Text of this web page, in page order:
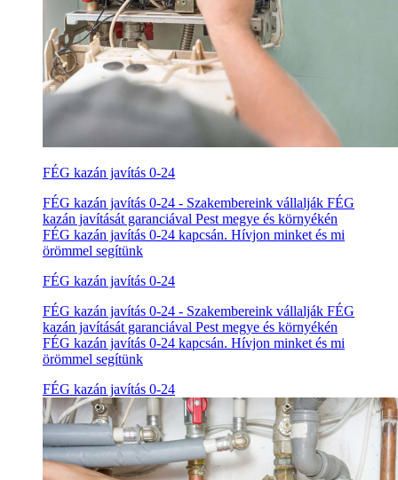
FÉG kazán javítás 0-24
FÉG kazán javítás 0-24 - Szakembereink vállalják FÉG
kazán javítását garanciával Pest megye és környékén
FÉG kazán javítás 0-24 kapcsán. Hívjon minket és mi
örömmel segítünk
FÉG kazán javítás 0-24
FÉG kazán javítás 0-24 - Szakembereink vállalják FÉG
kazán javítását garanciával Pest megye és környékén
FÉG kazán javítás 0-24 kapcsán. Hívjon minket és mi
örömmel segítünk
FÉG kazán javítás 0-24